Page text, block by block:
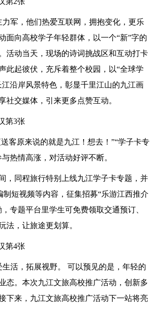
军，他们热爱互联网，拥抱变化，更乐
面向高校学子年轻群体，以一个“新”字的
活动当天，现场的诗词挑战区和互动打卡
此起彼伏，充斥着整个校园，以“全球学
沿岸风景特色，彰显千里江山的九江画
交媒体，引来更多点赞互动。
客原来说的就是九江！想去！”“学子卡专
热情高涨，对活动好评不断。
，同程旅行特别上线九江学子卡专题，并
短视频等内容，征集招募“乐游江西推介
专题平台里学生可免费领取交通预订、
法，让旅途更划算。
活，拓展视野。 可以预见的是，年轻的
态。本次九江文旅高校推广活动，创新多
下来，九江文旅高校推广活动下一站将亮